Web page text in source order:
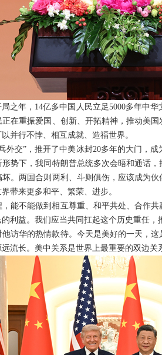
之年，14亿多中国人民立足5000多年中
在重振爱国、创新、开拓精神，推动美
并行不悖、相互成就、造福世界。
外交”，推开了中美冰封20多年的大门，
势下，我同特朗普总统多次会晤和通话
。两国合则两利、斗则俱伤，应该成为
带来更多和平、繁荣、进步。
能不能做到相互尊重、和平共处、合作
利益。我们应当共同扛起这个历史重任，
访华的热情款待。今天是美好的一天，
流长。美中关系是世界上最重要的双边关